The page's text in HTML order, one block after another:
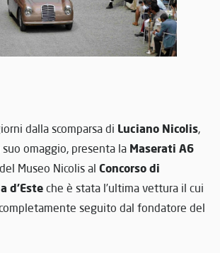
dalla scomparsa di Luciano Nicolis,
suo omaggio, presenta la Maserati A6
del Museo Nicolis al Concorso di
d’Este che è stata l’ultima vettura il cui
seguito dal fondatore del